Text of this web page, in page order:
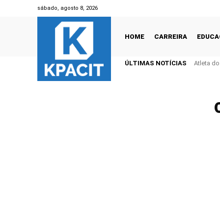
sábado, agosto 8, 2026
HOME CARREIRA
ÚLTIMAS NOTÍCIAS Atleta